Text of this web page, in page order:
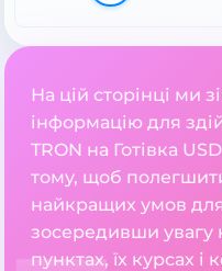
На цій сторінці ми
інформацію для
TRON на Готівка
тому, щоб
найкращих умов
зосередивши увагу
пунктах, їх курсах і